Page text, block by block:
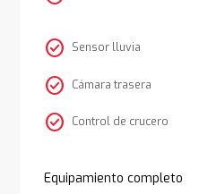
check_circle Sensor lluvia
check_circle Cámara trasera
check_circle Control de crucero
Equipamiento completo